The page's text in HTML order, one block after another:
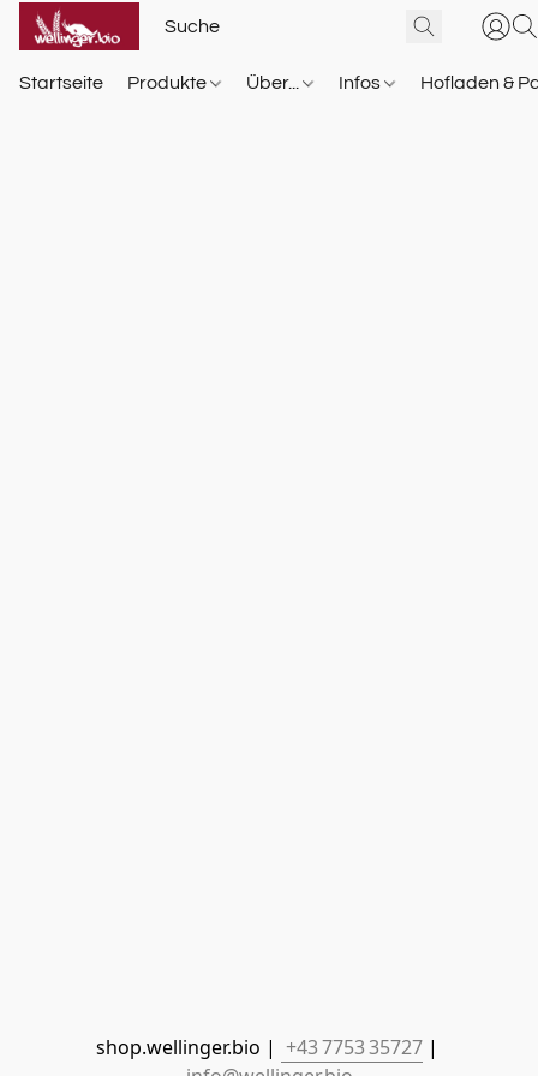
Startseite Produkte Über... Infos Hofladen &
shop.wellinger.bio | +43 7753 35727